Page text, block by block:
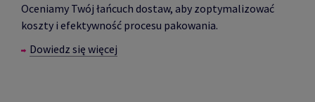
Oceniamy Twój łańcuch dostaw, aby zoptymalizować
koszty i efektywność procesu pakowania.
Dowiedz się więcej